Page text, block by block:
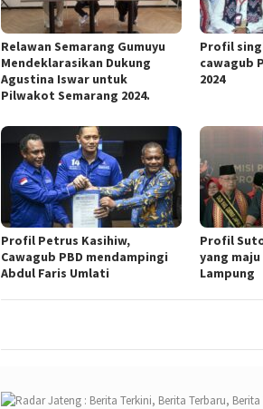
Relawan Semarang Gumuyu
Mendeklarasikan Dukung
Agustina Iswar untuk
Pilwakot Semarang 2024.
Profil
cawagub
2024
Profil Petrus Kasihiw,
Cawagub PBD mendampingi
Abdul Faris Umlati
Profil
yang
Lampung